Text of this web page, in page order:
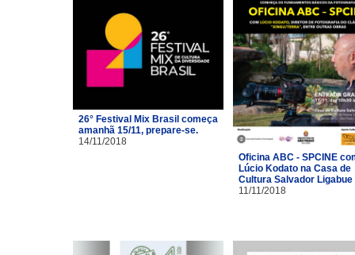
26° Festival Mix Brasil começa
amanhã 15/11, prepare-se.
14/11/2018
Oficina ABC - SPCINE
Lúcio Kodato na Casa de
Cultura Salvador Ligabue
11/11/2018